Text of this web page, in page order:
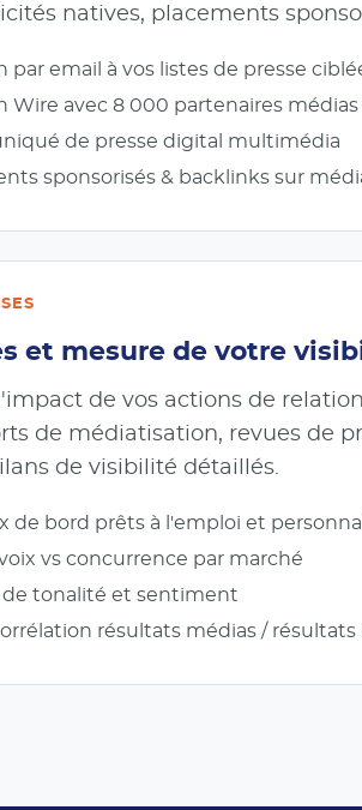
natives, placements
par email à vos listes de presse
Wire avec 8 000 partenaires
de presse digital multimédia
sponsorisés & backlinks sur
et mesure de votre
de vos actions de
de médiatisation, revues de
de visibilité détaillés.
de bord prêts à l'emploi et
vs concurrence par marché
de tonalité et sentiment
résultats médias / résultats